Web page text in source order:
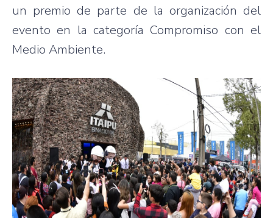
un premio de parte de la organización del
evento en la categoría Compromiso con el
Medio Ambiente.